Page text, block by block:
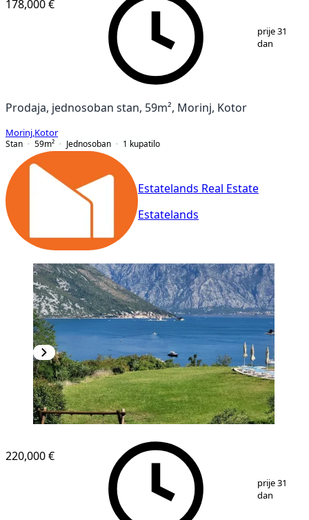
/11
178,000 €
prije 31
dan
Prodaja, jednosoban stan, 59m², Morinj, Kotor
Morinj Kotor
Stan
59m² Jednosoban 1 kupatilo
Estatelands Real Estate
Estatelands
/10
220,000 €
prije 31
dan